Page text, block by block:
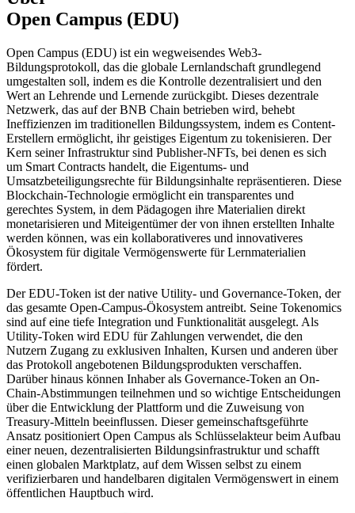
Open Campus (EDU)
Open Campus (EDU) ist ein wegweisendes Web3-
Bildungsprotokoll, das die globale Lernlandschaft grundlegend
umgestalten soll, indem es die Kontrolle dezentralisiert und den
Wert an Lehrende und Lernende zurückgibt. Dieses dezentrale
Netzwerk, das auf der BNB Chain betrieben wird, behebt
Ineffizienzen im traditionellen Bildungssystem, indem es Content-
Erstellern ermöglicht, ihr geistiges Eigentum zu tokenisieren. Der
Kern seiner Infrastruktur sind Publisher-NFTs, bei denen es sich
um Smart Contracts handelt, die Eigentums- und
Umsatzbeteiligungsrechte für Bildungsinhalte repräsentieren. Diese
Blockchain-Technologie ermöglicht ein transparentes und
gerechtes System, in dem Pädagogen ihre Materialien direkt
monetarisieren und Miteigentümer der von ihnen erstellten Inhalte
werden können, was ein kollaborativeres und innovativeres
Ökosystem für digitale Vermögenswerte für Lernmaterialien
fördert.
Der EDU-Token ist der native Utility- und Governance-Token, der
das gesamte Open-Campus-Ökosystem antreibt. Seine Tokenomics
sind auf eine tiefe Integration und Funktionalität ausgelegt. Als
Utility-Token wird EDU für Zahlungen verwendet, die den
Nutzern Zugang zu exklusiven Inhalten, Kursen und anderen über
das Protokoll angebotenen Bildungsprodukten verschaffen.
Darüber hinaus können Inhaber als Governance-Token an On-
Chain-Abstimmungen teilnehmen und so wichtige Entscheidungen
über die Entwicklung der Plattform und die Zuweisung von
Treasury-Mitteln beeinflussen. Dieser gemeinschaftsgeführte
Ansatz positioniert Open Campus als Schlüsselakteur beim Aufbau
einer neuen, dezentralisierten Bildungsinfrastruktur und schafft
einen globalen Marktplatz, auf dem Wissen selbst zu einem
verifizierbaren und handelbaren digitalen Vermögenswert in einem
öffentlichen Hauptbuch wird.